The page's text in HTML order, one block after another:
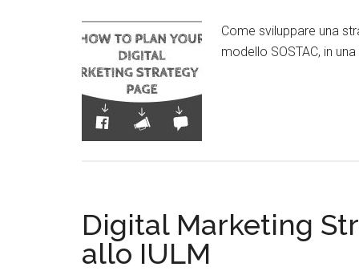
Come sviluppare una
modello SOSTAC, in
Digital Marketing
allo IULM